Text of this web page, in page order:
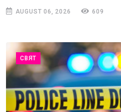
AUGUST 06, 2026 609
СВЯТ